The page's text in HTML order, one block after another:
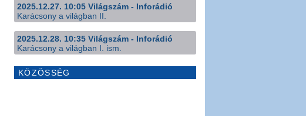
2025.12.27. 10:05 Világszám - Inforádió
Karácsony a világban II.
2025.12.28. 10:35 Világszám - Inforádió
Karácsony a világban I. ism.
KÖZÖSSÉG